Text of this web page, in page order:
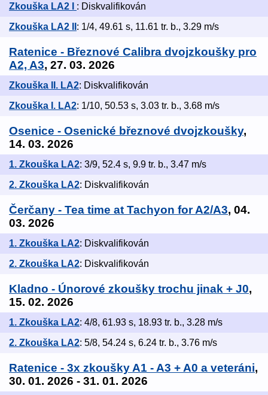
Zkouška LA2 I : Diskvalifikován
Zkouška LA2 II : 1/4, 49.61 s, 11.61 tr. b., 3.29 m/s
Ratenice - Březnové Calibra dvojzkoušky pro
A2, A3, 27. 03. 2026
Zkouška II. LA2: Diskvalifikován
Zkouška I. LA2: 1/10, 50.53 s, 3.03 tr. b., 3.68 m/s
Osenice - Osenické březnové dvojzkoušky,
14. 03. 2026
1. Zkouška LA2: 3/9, 52.4 s, 9.9 tr. b., 3.47 m/s
2. Zkouška LA2: Diskvalifikován
Čerčany - Tea time at Tachyon for A2/A3, 04.
03. 2026
1. Zkouška LA2: Diskvalifikován
2. Zkouška LA2: Diskvalifikován
Kladno - Únorové zkoušky trochu jinak + J0,
15. 02. 2026
1. Zkouška LA2: 4/8, 61.93 s, 18.93 tr. b., 3.28 m/s
2. Zkouška LA2: 5/8, 54.24 s, 6.24 tr. b., 3.76 m/s
Ratenice - 3x zkoušky A1 - A3 + A0 a veteráni,
30. 01. 2026 - 31. 01. 2026